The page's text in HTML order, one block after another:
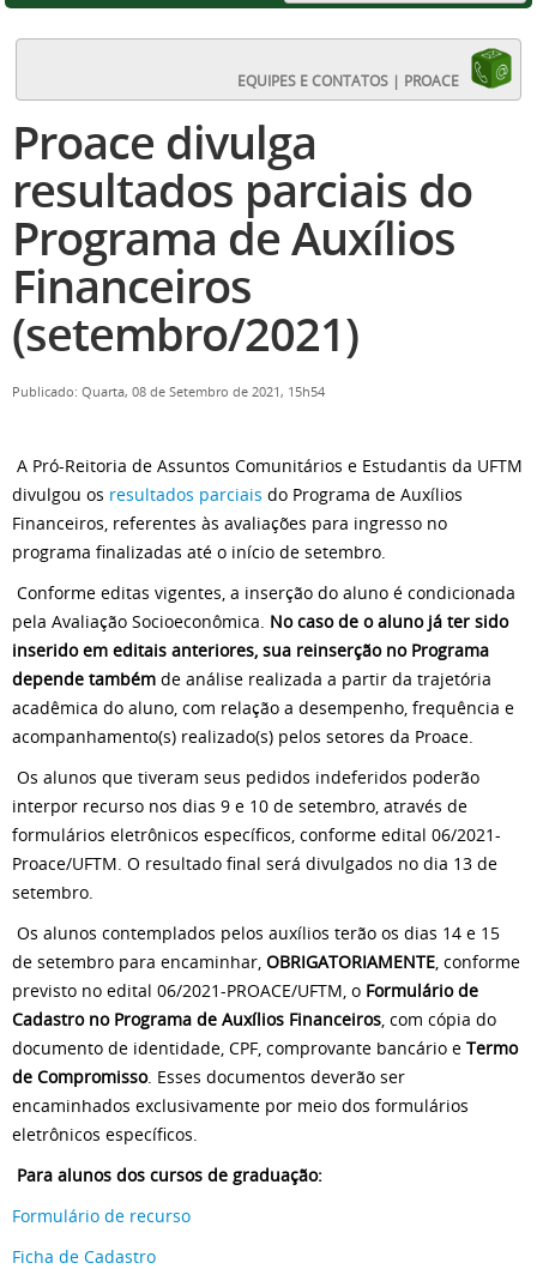
EQUIPES E CONTATOS | PROACE
Proace divulga
resultados parciais do
Programa de Auxílios
Financeiros
(setembro/2021)
Publicado: Quarta, 08 de Setembro de 2021, 15h54
A Pró-Reitoria de Assuntos Comunitários e Estudantis da UFTM
divulgou os resultados parciais do Programa de Auxílios
Financeiros, referentes às avaliações para ingresso no
programa finalizadas até o início de setembro.
Conforme editas vigentes, a inserção do aluno é condicionada
pela Avaliação Socioeconômica. No caso de o aluno já ter sido
inserido em editais anteriores, sua reinserção no Programa
depende também de análise realizada a partir da trajetória
acadêmica do aluno, com relação a desempenho, frequência e
acompanhamento(s) realizado(s) pelos setores da Proace.
Os alunos que tiveram seus pedidos indeferidos poderão
interpor recurso nos dias 9 e 10 de setembro, através de
formulários eletrônicos específicos, conforme edital 06/2021-
Proace/UFTM. O resultado final será divulgados no dia 13 de
setembro.
Os alunos contemplados pelos auxílios terão os dias 14 e 15
de setembro para encaminhar, OBRIGATORIAMENTE , conforme
previsto no edital 06/2021-PROACE/UFTM, o Formulário de
Cadastro no Programa de Auxílios Financeiros , com cópia do
documento de identidade, CPF, comprovante bancário e Termo
de Compromisso. Esses documentos deverão ser
encaminhados exclusivamente por meio dos formulários
eletrônicos específicos.
Para alunos dos cursos de graduação:
Formulário de recurso
Ficha de Cadastro